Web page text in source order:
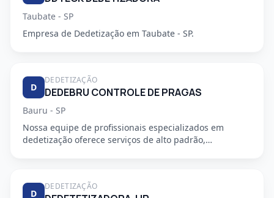
Taubate - SP
Empresa de Dedetização em Taubate - SP.
D
DEDETIZAÇÃO
DEDEBRU CONTROLE DE PRAGAS
Bauru - SP
Nossa equipe de profissionais especializados em
dedetização oferece serviços de alto padrão,
D
DEDETIZAÇÃO